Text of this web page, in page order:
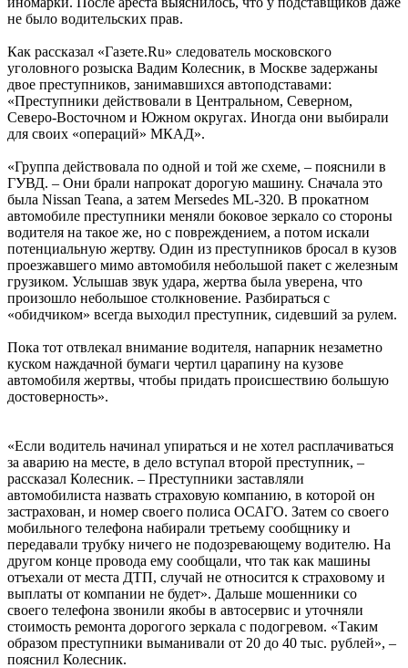
не было водительских прав.
Как рассказал «Газете.Ru» следователь московского
уголовного розыска Вадим Колесник, в Москве задержаны
двое преступников, занимавшихся автоподставами:
«Преступники действовали в Центральном, Северном,
Северо-Восточном и Южном округах. Иногда они выбирали
для своих «операций» МКАД».
«Группа действовала по одной и той же схеме, – пояснили в
ГУВД. – Они брали напрокат дорогую машину. Сначала это
была Nissan Teana, а затем Mersedes ML-320. В прокатном
автомобиле преступники меняли боковое зеркало со стороны
водителя на такое же, но с повреждением, а потом искали
потенциальную жертву. Один из преступников бросал в кузов
проезжавшего мимо автомобиля небольшой пакет с железным
грузиком. Услышав звук удара, жертва была уверена, что
произошло небольшое столкновение. Разбираться с
«обидчиком» всегда выходил преступник, сидевший за рулем.
Пока тот отвлекал внимание водителя, напарник незаметно
куском наждачной бумаги чертил царапину на кузове
автомобиля жертвы, чтобы придать происшествию большую
достоверность».
«Если водитель начинал упираться и не хотел расплачиваться
за аварию на месте, в дело вступал второй преступник, –
рассказал Колесник. – Преступники заставляли
автомобилиста назвать страховую компанию, в которой он
застрахован, и номер своего полиса ОСАГО. Затем со своего
мобильного телефона набирали третьему сообщнику и
передавали трубку ничего не подозревающему водителю. На
другом конце провода ему сообщали, что так как машины
отъехали от места ДТП, случай не относится к страховому и
выплаты от компании не будет». Дальше мошенники со
своего телефона звонили якобы в автосервис и уточняли
стоимость ремонта дорогого зеркала с подогревом. «Таким
образом преступники выманивали от 20 до 40 тыс. рублей», –
пояснил Колесник.